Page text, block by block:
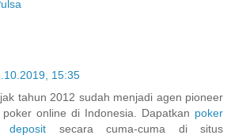
15:35
tahun 2012 sudah menjadi agen pioneer
online di Indonesia. Dapatkan poker
secara cuma-cuma di situs